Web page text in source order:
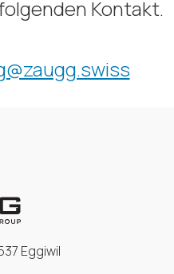
Kontakt.
Eggiwil